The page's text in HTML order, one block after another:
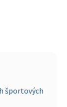
športových